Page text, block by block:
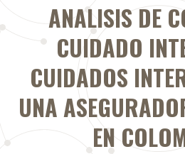
ANALISIS DE
CUIDADO
CUIDADOS
UNA
EN